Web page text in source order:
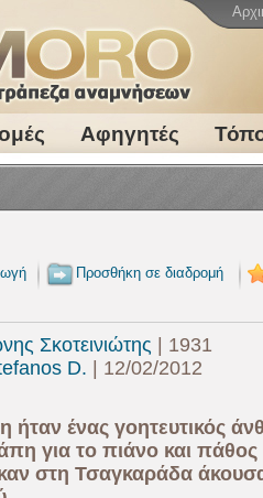
Αφηγητές
Προσθήκη σε διαδρομή
Σκοτεινιώτης | 1931
D. | 12/02/2012
ήταν ένας γοητευτικός
για το πιάνο και πάθος
στη Τσαγκαράδα